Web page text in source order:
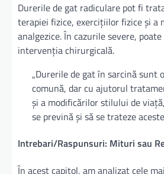
Durerile de gat radiculare pot fi
terapiei fizice, exercițiilor fizice și a
analgezice. În cazurile severe,
intervenția chirurgicală.
„Durerile de gat în sarcină sunt
comună, dar cu ajutorul
și a modificărilor stilului de
se prevină și să se trateze
Intrebari/Raspunsuri: Mituri sau
În acest capitol, am analizat cele